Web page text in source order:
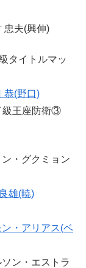
夫(興伸)
タイトルマッ
恭(野口)
級王座防衛③
・グクミョン
雄(暁)
ン・アリアス(ベ
ン・エストラ